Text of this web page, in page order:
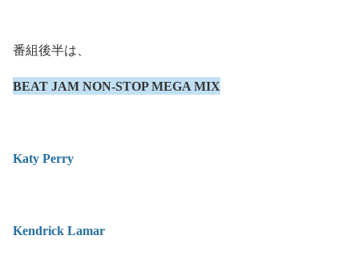
番組後半は、
BEAT JAM NON-STOP MEGA MIX
Katy Perry
Kendrick Lamar